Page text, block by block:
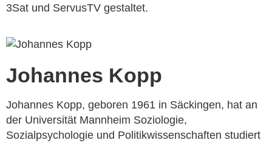
3Sat und ServusTV gestaltet.
Johannes Kopp
Johannes Kopp, geboren 1961 in Säckingen, hat an
der Universität Mannheim Soziologie,
Sozialpsychologie und Politikwissenschaften studiert